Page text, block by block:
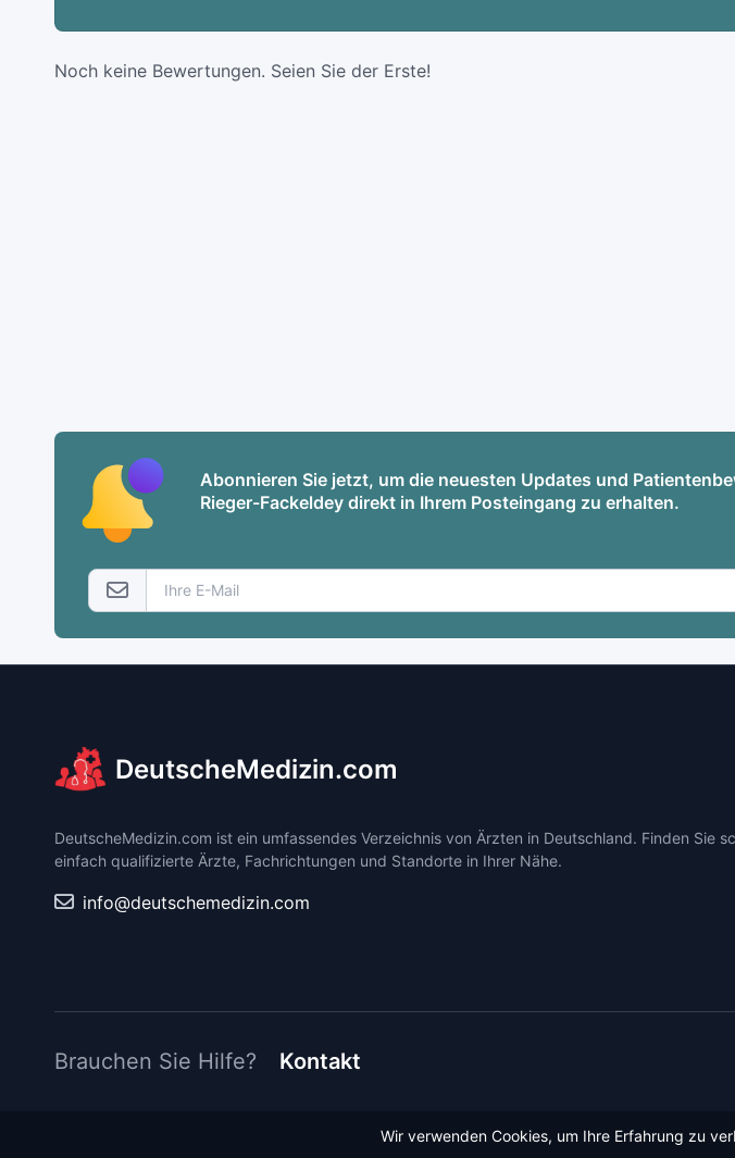
Noch keine Bewertungen. Seien Sie der Erste!
Abonnieren Sie jetzt, um die neuesten Updates und
Rieger-Fackeldey direkt in Ihrem Posteingang zu erhalten.
DeutscheMedizin.com
DeutscheMedizin.com ist ein umfassendes Verzeichnis von Ärzten in Deutschland. Finden Sie
einfach qualifizierte Ärzte, Fachrichtungen und Standorte in Ihrer Nähe.
info@deutschemedizin.com
Brauchen Sie Hilfe? Kontakt
Wir verwenden Cookies, um Ihre Erfahrung zu